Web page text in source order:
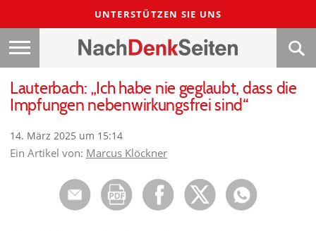
UNTERSTÜTZEN SIE UNS
Lauterbach: „Ich habe nie geglaubt, dass die
Impfungen nebenwirkungsfrei sind“
14. März 2025 um 15:14
Ein Artikel von: Marcus Klöckner